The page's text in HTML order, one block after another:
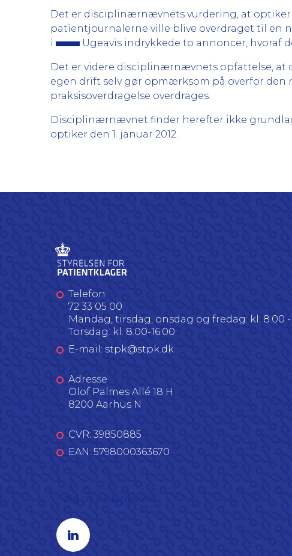
Det er disciplinærnævnets vurdering, at optiker
patientjournalerne ville blive overdraget til en
i
Ugeavis indrykkede to annoncer, hvoraf
Det er videre disciplinærnævnets opfattelse,
egen drift selv gør opmærksom på overfor den
praksisoverdragelse overdrages.
Disciplinærnævnet finder herefter ikke
optiker den 1. januar 2012.
Telefon
72 33 05 00
Mandag, tirsdag, onsdag og fredag: kl. 8.00 -
Torsdag: kl. 8.00-16.00
E-mail: stpk@stpk.dk
Adresse
Olof Palmes Allé 18 H
8200 Aarhus N
CVR: 39850885
EAN: 5798000363670
Linkedin profil